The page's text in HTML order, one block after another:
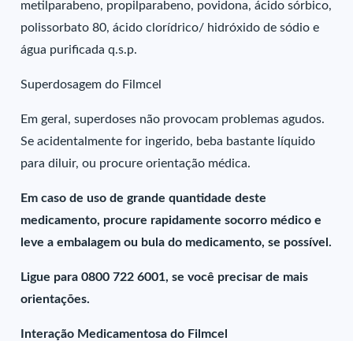
metilparabeno, propilparabeno, povidona, ácido sórbico,
polissorbato 80, ácido clorídrico/ hidróxido de sódio e
água purificada q.s.p.
Superdosagem do Filmcel
Em geral, superdoses não provocam problemas agudos.
Se acidentalmente for ingerido, beba bastante líquido
para diluir, ou procure orientação médica.
Em caso de uso de grande quantidade deste
medicamento, procure rapidamente socorro médico e
leve a embalagem ou bula do medicamento, se possível.
Ligue para 0800 722 6001, se você precisar de mais
orientações.
Interação Medicamentosa do Filmcel